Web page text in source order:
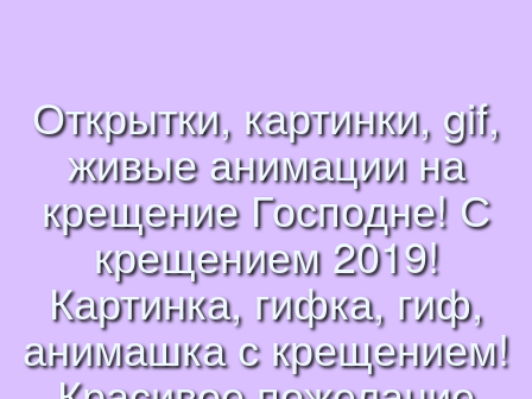
Открытки, картинки, gif,
живые анимации на
крещение Господне! С
крещением 2019!
Картинка, гифка, гиф,
анимашка с крещением!